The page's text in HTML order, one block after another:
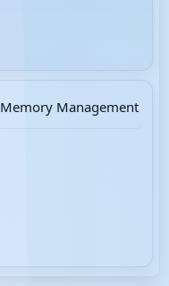
Memory Management